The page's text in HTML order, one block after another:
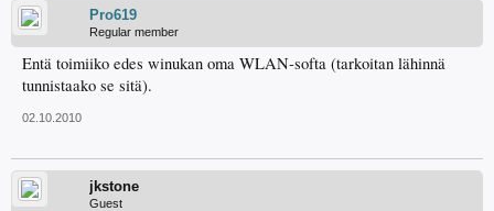
Pro619
Regular member
Entä toimiiko edes winukan oma WLAN-softa (tarkoitan lähinnä
tunnistaako se sitä).
02.10.2010
jkstone
Guest